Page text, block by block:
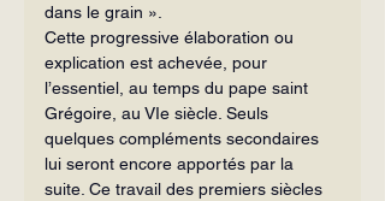
dans le grain ».
Cette progressive élaboration ou
explication est achevée, pour
l’essentiel, au temps du pape saint
Grégoire, au VIe siècle. Seuls
quelques compléments secondaires
lui seront encore apportés par la
suite. Ce travail des premiers siècles